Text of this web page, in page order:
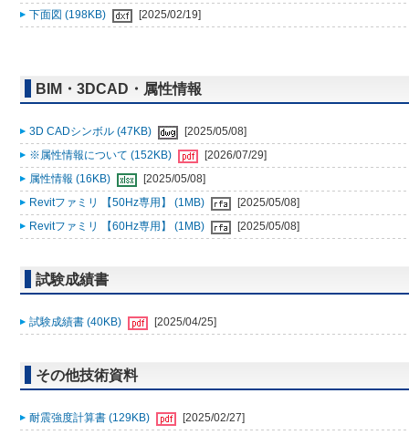
下面図 (198KB)
[2025/02/19]
BIM・3DCAD・属性情報
3D CADシンボル (47KB)
[2025/05/08]
※属性情報について (152KB)
[2026/07/29]
属性情報 (16KB)
[2025/05/08]
Revitファミリ 【50Hz専用】 (1MB)
[2025/05/08]
Revitファミリ 【60Hz専用】 (1MB)
[2025/05/08]
試験成績書
試験成績書 (40KB) [2025/04/25]
その他技術資料
耐震強度計算書 (129KB)
[2025/02/27]